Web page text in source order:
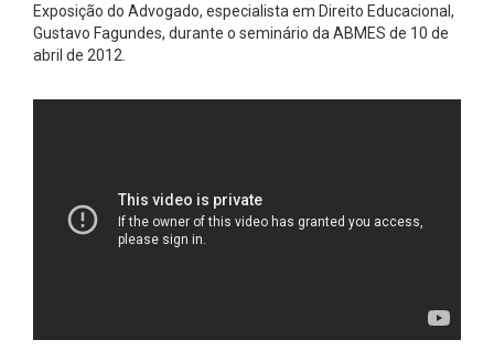
Exposição do Advogado, especialista em Direito Educacional,
Gustavo Fagundes, durante o seminário da ABMES de 10 de
abril de 2012.